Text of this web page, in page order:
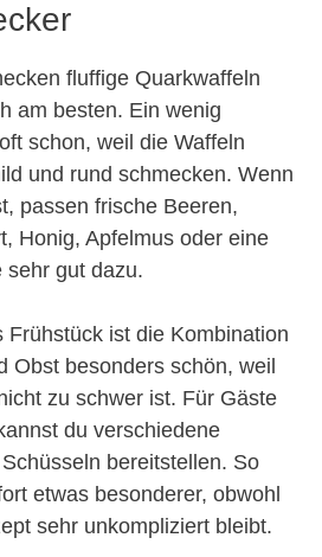
fluffige Quarkwaffeln
am besten. Ein wenig
schon, weil die Waffeln
und rund schmecken. Wenn
passen frische Beeren,
Honig, Apfelmus oder eine
sehr gut dazu.
Frühstück ist die Kombination
Obst besonders schön, weil
zu schwer ist. Für Gäste
du verschiedene
bereitstellen. So
etwas besonderer, obwohl
sehr unkompliziert bleibt.